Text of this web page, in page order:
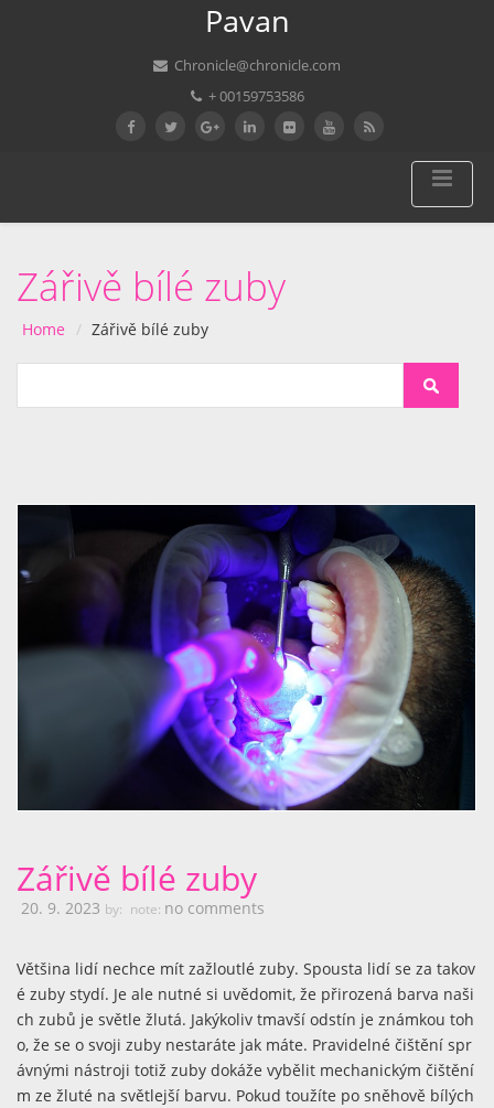
Pavan
Chronicle@chronicle.com
+ 00159753586
Zářivě bílé zuby
Home Zářivě bílé zuby
Zářivě bílé zuby
20. 9. 2023 by: note: no comments
Většina lidí nechce mít zažloutlé zuby. Spousta lidí se za takov
é zuby stydí. Je ale nutné si uvědomit, že přirozená barva naši
ch zubů je světle žlutá. Jakýkoliv tmavší odstín je známkou toh
o, že se o svoji zuby nestaráte jak máte. Pravidelné čištění spr
ávnými nástroji totiž zuby dokáže vybělit mechanickým čištění
m ze žluté na světlejší barvu. Pokud toužíte po sněhově bílých